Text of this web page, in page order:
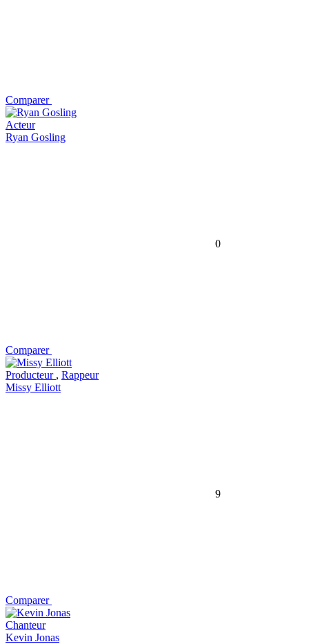
Comparer
Acteur
Ryan Gosling
0
Comparer
Producteur , Rappeur
Missy Elliott
9
Comparer
Chanteur
Kevin Jonas